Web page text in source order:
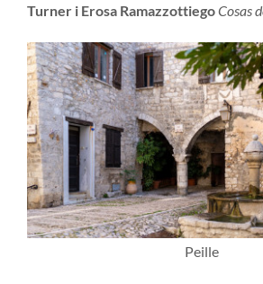
Turner i Erosa RamazzottiegoCosas
Peille